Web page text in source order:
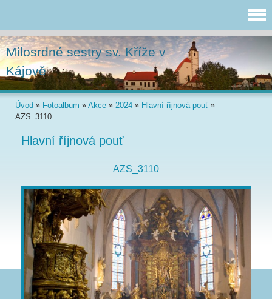
Milosrdné sestry sv. Kříže v
Kájově
Úvod » Fotoalbum » Akce » 2024 » Hlavní říjnová pouť »
AZS_3110
Hlavní říjnová pouť
AZS_3110